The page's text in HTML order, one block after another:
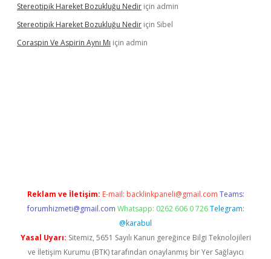
Stereotipik Hareket Bozukluğu Nedir için admin
Stereotipik Hareket Bozukluğu Nedir için Sibel
Coraspin Ve Aspirin Aynı Mı için admin
Reklam ve İletişim: E-mail: backlinkpaneli@gmail.com Teams:
forumhizmeti@gmail.com Whatsapp: 0262 606 0 726 Telegram:
@karabul
Yasal Uyarı: Sitemiz, 5651 Sayılı Kanun gereğince Bilgi Teknolojileri
ve İletişim Kurumu (BTK) tarafından onaylanmış bir Yer Sağlayıcı